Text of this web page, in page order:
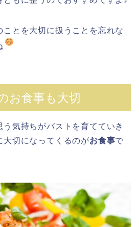
とを大切に扱うことを忘れな
お食事も大切
気持ちがバストを育てていき
大切になってくるのがお食事で